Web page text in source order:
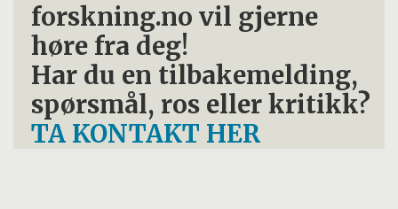
forskning.no vil gjerne
høre fra deg!
Har du en tilbakemelding,
spørsmål, ros eller kritikk?
TA KONTAKT HER